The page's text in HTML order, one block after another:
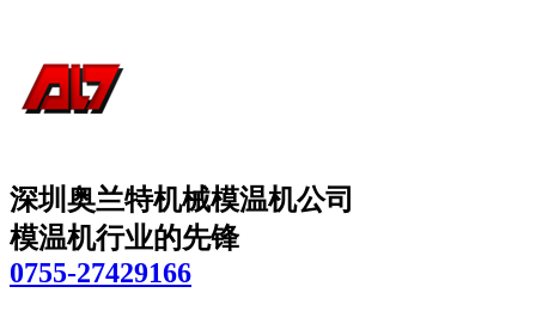
深圳奥兰特机械模温机公司
模温机行业的先锋
0755-27429166